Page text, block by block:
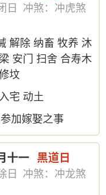
日
冲煞：冲虎煞
解除 纳畜 牧养 沐
安门 扫舍 合寿木
坟
宅 动土
加嫁娶之事
十一 黑道日
日
冲煞：冲龙煞